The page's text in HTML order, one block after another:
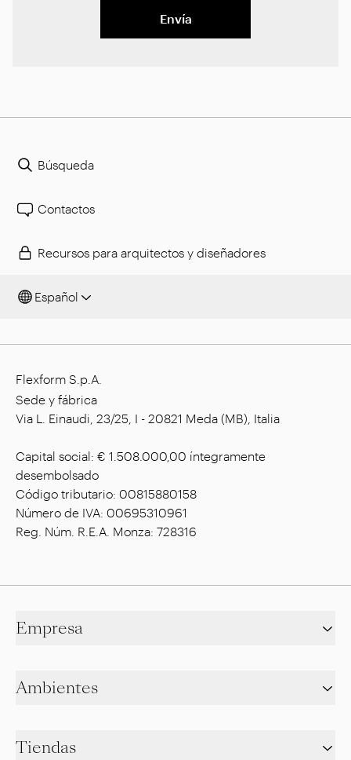
Envía
Búsqueda
Contactos
Recursos para arquitectos y diseñadores
Español
Flexform S.p.A.
Sede y fábrica
Via L. Einaudi, 23/25, I - 20821 Meda (MB), Italia
Capital social: € 1.508.000,00 íntegramente
desembolsado
Código tributario: 00815880158
Número de IVA: 00695310961
Reg. Núm. R.E.A. Monza: 728316
Empresa
Ambientes
Tiendas